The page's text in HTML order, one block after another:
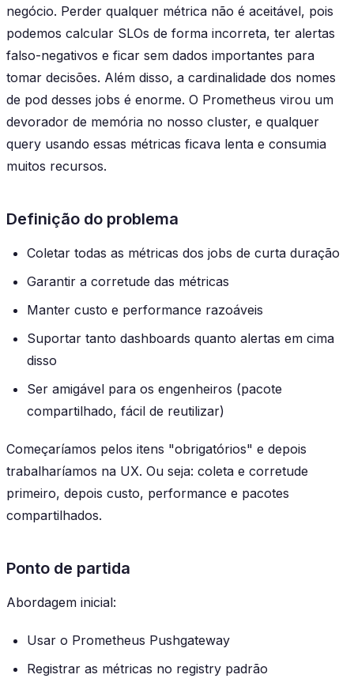
negócio. Perder qualquer métrica não é aceitável, pois
podemos calcular SLOs de forma incorreta, ter alertas
falso-negativos e ficar sem dados importantes para
tomar decisões. Além disso, a cardinalidade dos nomes
de pod desses jobs é enorme. O Prometheus virou um
devorador de memória no nosso cluster, e qualquer
query usando essas métricas ficava lenta e consumia
muitos recursos.
Definição do problema
Coletar todas as métricas dos jobs de curta duração
Garantir a corretude das métricas
Manter custo e performance razoáveis
Suportar tanto dashboards quanto alertas em cima
disso
Ser amigável para os engenheiros (pacote
compartilhado, fácil de reutilizar)
Começaríamos pelos itens "obrigatórios" e depois
trabalharíamos na UX. Ou seja: coleta e corretude
primeiro, depois custo, performance e pacotes
compartilhados.
Ponto de partida
Abordagem inicial:
Usar o Prometheus Pushgateway
Registrar as métricas no registry padrão